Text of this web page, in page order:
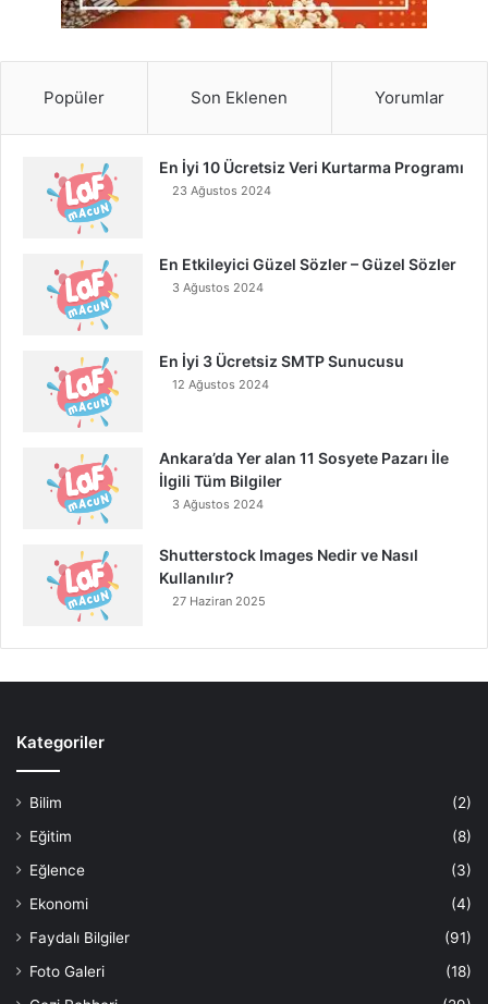
Popüler Son Eklenen Yorumlar
En İyi 10 Ücretsiz Veri Kurtarma Programı
23 Ağustos 2024
En Etkileyici Güzel Sözler – Güzel Sözler
3 Ağustos 2024
En İyi 3 Ücretsiz SMTP Sunucusu
12 Ağustos 2024
Ankara’da Yer alan 11 Sosyete Pazarı İle
İlgili Tüm Bilgiler
3 Ağustos 2024
Shutterstock Images Nedir ve Nasıl
Kullanılır?
27 Haziran 2025
Kategoriler
Bilim
(2)
Eğitim
(8)
Eğlence
(3)
Ekonomi
(4)
Faydalı Bilgiler
(91)
Foto Galeri
(18)